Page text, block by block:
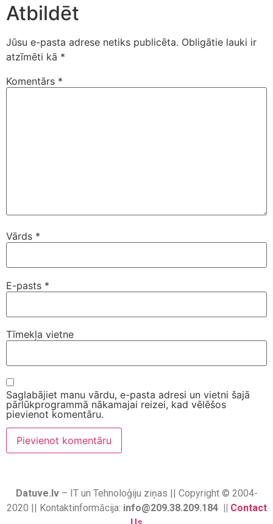
Atbildēt
Jūsu e-pasta adrese netiks publicēta. Obligātie lauki ir
atzīmēti kā *
Komentārs *
Vārds *
E-pasts *
Tīmekļa vietne
Saglabājiet manu vārdu, e-pasta adresi un vietni šajā
pārlūkprogrammā nākamajai reizei, kad vēlēšos
pievienot komentāru.
Datuve.lv– IT un Tehnoloģiju ziņas || Copyright © 2004-
2020 || Kontaktinformācija: info@209.38.209.184 || Contact